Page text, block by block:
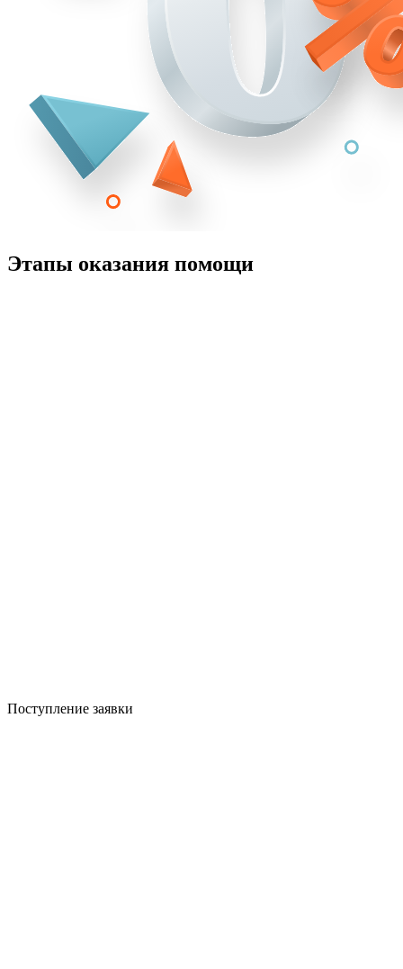
Этапы оказания помощи
Поступление заявки